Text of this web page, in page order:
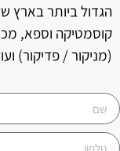
הגדול ביותר בארץ
קוסמטיקה וספא,
(מניקור / פדיקור)